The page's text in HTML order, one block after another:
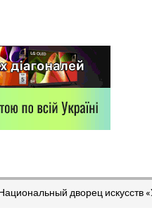
дворец искусств